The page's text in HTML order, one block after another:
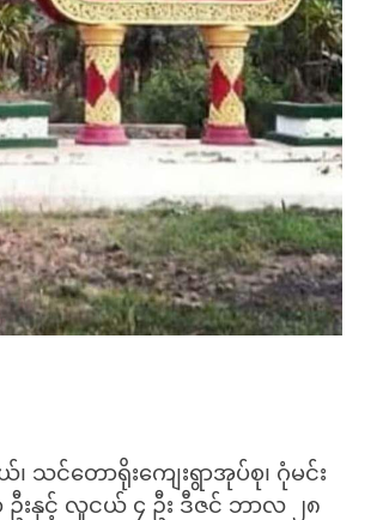
သင်တောရိုးကျေးရွာအုပ်စု၊ ဂုံမင်း
ဦးနှင့် လူငယ် ၄ ဦး ဒီဇင် ဘာလ ၂၈